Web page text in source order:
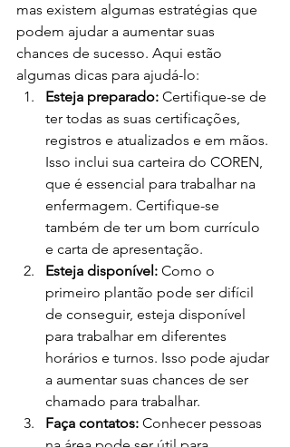
mas existem algumas estratégias que
podem ajudar a aumentar suas
chances de sucesso. Aqui estão
algumas dicas para ajudá-lo:
Esteja preparado: Certifique-se de
ter todas as suas certificações,
registros e atualizados e em mãos.
Isso inclui sua carteira do COREN,
que é essencial para trabalhar na
enfermagem. Certifique-se
também de ter um bom currículo
e carta de apresentação.
Esteja disponível: Como o
primeiro plantão pode ser difícil
de conseguir, esteja disponível
para trabalhar em diferentes
horários e turnos. Isso pode ajudar
a aumentar suas chances de ser
chamado para trabalhar.
Faça contatos: Conhecer pessoas